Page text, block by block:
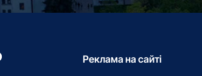
Реклама на сайті